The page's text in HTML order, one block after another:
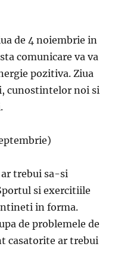
de 4 noiembrie in
comunicare va va
pozitiva. Ziua
cunostintelor noi si
ar trebui sa-si
si exercitiile
in forma.
de problemele de
casatorite ar trebui